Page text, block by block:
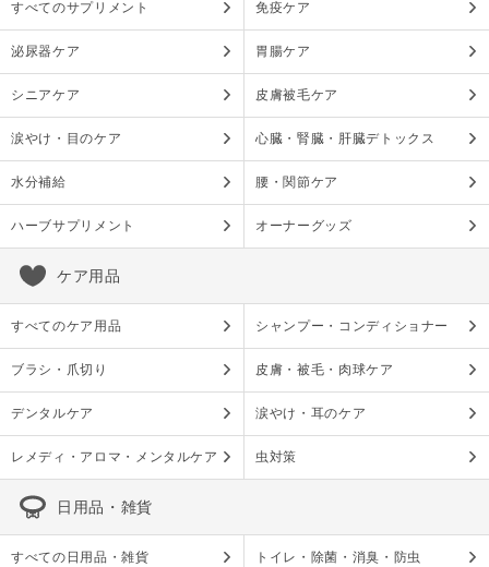
すべてのサプリメント 免疫ケア
泌尿器ケア 胃腸ケア
シニアケア 皮膚被毛ケア
涙やけ・目のケア 心臓・腎臓・肝臓デトックス
水分補給 腰・関節ケア
ハーブサプリメント オーナーグッズ
ケア用品
すべてのケア用品 シャンプー・コンディショナー
ブラシ・爪切り 皮膚・被毛・肉球ケア
デンタルケア 涙やけ・耳のケア
レメディ・アロマ・メンタルケア 虫対策
日用品・雑貨
すべての日用品・雑貨 トイレ・除菌・消臭・防虫